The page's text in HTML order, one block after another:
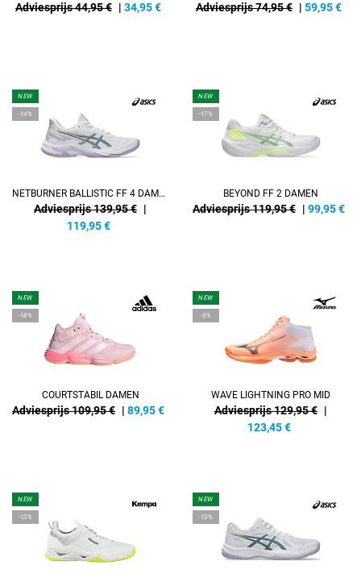
Adviesprijs 44,95 € | 34,95€ Adviesprijs 74,95 € | 59,95€
NEW
-14%
NETBURNER BALLISTIC FF 4 DAMEN
Adviesprijs 139,95 € |
119,95 €
NEW
-17%
BEYOND FF 2 DAMEN
Adviesprijs 119,95 € | 99,95€
NEW
-18%
COURTSTABIL DAMEN
Adviesprijs 109,95 € | 89,95€
NEW
-5%
WAVE LIGHTNING PRO MID
Adviesprijs 129,95 € |
123,45 €
NEW
-13%
NEW
-15%